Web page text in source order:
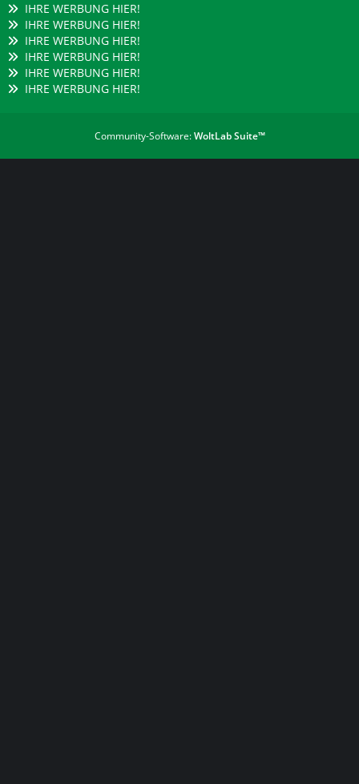
IHRE WERBUNG HIER!
IHRE WERBUNG HIER!
IHRE WERBUNG HIER!
IHRE WERBUNG HIER!
IHRE WERBUNG HIER!
IHRE WERBUNG HIER!
Community-Software:WoltLab Suite™